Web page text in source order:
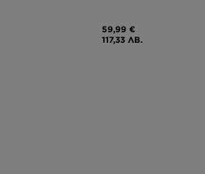
59,99 €
117,33 ЛВ.